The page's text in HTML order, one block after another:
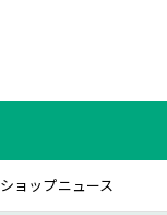
ショップニュース